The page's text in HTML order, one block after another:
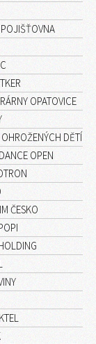
OPATOVICE
DĚTÍ
OPEN
ČESKO